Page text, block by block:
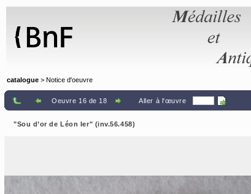
catalogue > Notice d'oeuvre
Oeuvre 16 de 18 Aller à l'œuvre
"Sou d’or de Léon Ier" (inv.56.458)